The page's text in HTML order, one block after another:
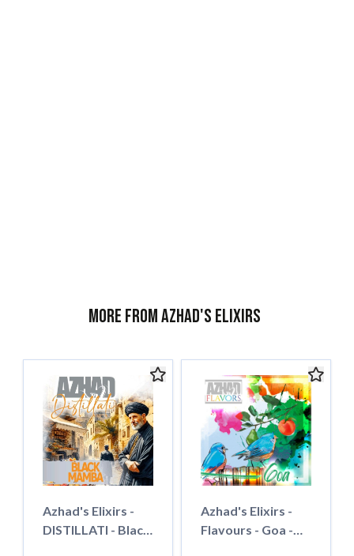
More from Azhad's Elixirs
Azhad's Elixirs -
DISTILLATI - Black
Azhad's Elixirs -
Flavours - Goa -